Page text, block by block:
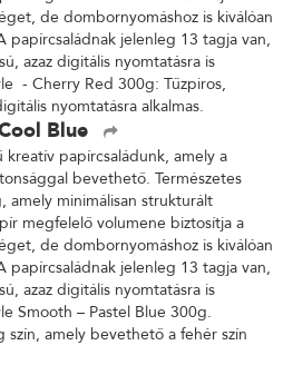
de dombornyomáshoz is kiválóan
papírcsaládnak jelenleg 13 tagja van,
azaz digitális nyomtatásra is
- Cherry Red 300g: Tűzpiros,
nyomtatásra alkalmas.
Blue
papírcsaládunk, amely a
bevethető. Természetes
amely minimálisan strukturált
megfelelő volumene biztosítja a
de dombornyomáshoz is kiválóan
papírcsaládnak jelenleg 13 tagja van,
azaz digitális nyomtatásra is
Smooth – Pastel Blue 300g.
amely bevethető a fehér szín